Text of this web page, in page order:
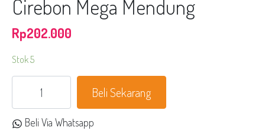
Cirebon Mega Mendung
Rp202.000
Stok 5
Cap
Beli Sekarang
Beli Via Whatsapp